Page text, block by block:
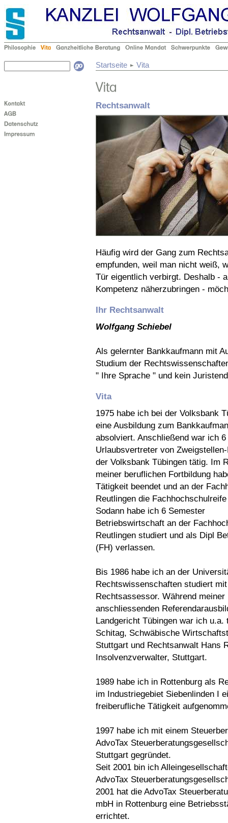
Startseite Vita
Rechtsanwalt
Häufig wird der Gang zum
empfunden, weil man nicht weiß,
Tür eigentlich verbirgt. Deshalb -
Kompetenz näherzubringen -
Ihr Rechtsanwalt
Wolfgang Schiebel
Als gelernter Bankkaufmann mit
Studium der
" Ihre Sprache " und kein
Vita
1975 habe ich bei der Volksbank
eine Ausbildung zum
absolviert. Anschließend war ich
Urlaubsvertreter von
der Volksbank Tübingen tätig. Im
meiner beruflichen Fortbildung
Tätigkeit beendet und an der
Reutlingen die
Sodann habe ich 6 Semester
Betriebswirtschaft an der
Reutlingen studiert und als Dipl
(FH) verlassen.
Bis 1986 habe ich an der
Rechtswissenschaften studiert
Rechtsassessor. Während meiner
anschliessenden
Landgericht Tübingen war ich u.a.
Schitag, Schwäbische
Stuttgart und Rechtsanwalt Hans
Insolvenzverwalter, Stuttgart.
1989 habe ich in Rottenburg als
im Industriegebiet Siebenlinden I
freiberufliche Tätigkeit
1997 habe ich mit einem
AdvoTax
Stuttgart gegründet.
Seit 2001 bin ich
AdvoTax
2001 hat die AdvoTax
mbH in Rottenburg eine
errichtet.